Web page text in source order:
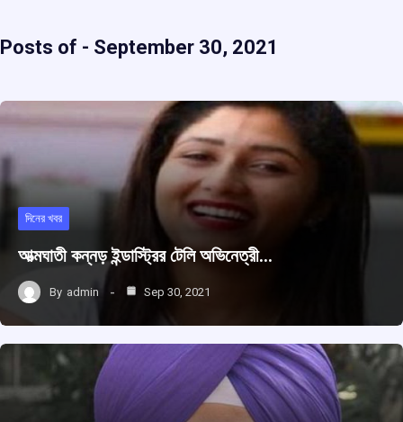
Posts of - September 30, 2021
দিনের খবর
আত্মঘাতী কন্নড় ইন্ডাস্ট্রির টেলি অভিনেত্রী…
By admin Sep 30, 2021